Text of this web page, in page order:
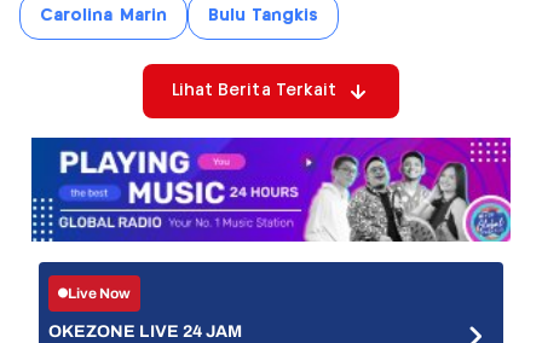
Carolina Marin Bulu Tangkis
Lihat Berita Terkait
Live Now
OKEZONE LIVE 24 JAM